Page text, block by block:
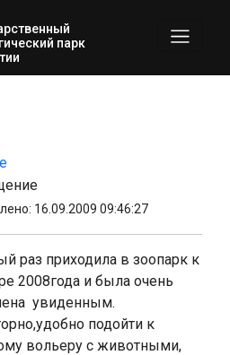
парк
16.09.2009 09:46:27
раз приходила в зоопарк к
2008года и была очень
увиденным.
подойти к
вольеру с животными,